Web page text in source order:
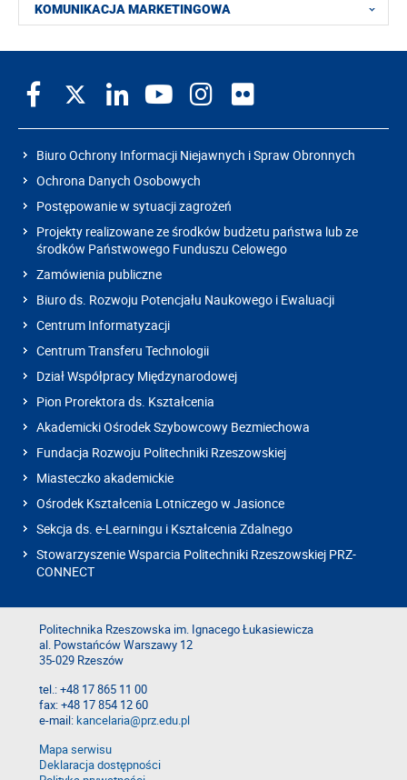
KOMUNIKACJA MARKETINGOWA
Biuro Ochrony Informacji Niejawnych i Spraw Obronnych
Ochrona Danych Osobowych
Postępowanie w sytuacji zagrożeń
Projekty realizowane ze środków budżetu państwa lub ze
środków Państwowego Funduszu Celowego
Zamówienia publiczne
Biuro ds. Rozwoju Potencjału Naukowego i Ewaluacji
Centrum Informatyzacji
Centrum Transferu Technologii
Dział Współpracy Międzynarodowej
Pion Prorektora ds. Kształcenia
Akademicki Ośrodek Szybowcowy Bezmiechowa
Fundacja Rozwoju Politechniki Rzeszowskiej
Miasteczko akademickie
Ośrodek Kształcenia Lotniczego w Jasionce
Sekcja ds. e-Learningu i Kształcenia Zdalnego
Stowarzyszenie Wsparcia Politechniki Rzeszowskiej PRZ-
CONNECT
Politechnika Rzeszowska im. Ignacego Łukasiewicza
al. Powstańców Warszawy 12
35-029 Rzeszów
tel.: +48 17 865 11 00
fax: +48 17 854 12 60
e-mail:kancelaria@prz.edu.pl
Mapa serwisu
Deklaracja dostępności